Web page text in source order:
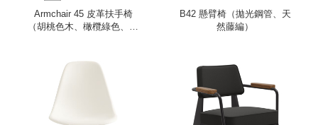
Armchair 45 皮革扶手椅
（胡桃色木、橄欖綠色、包
B42 懸臂椅（拋光鋼管、天
然藤編）